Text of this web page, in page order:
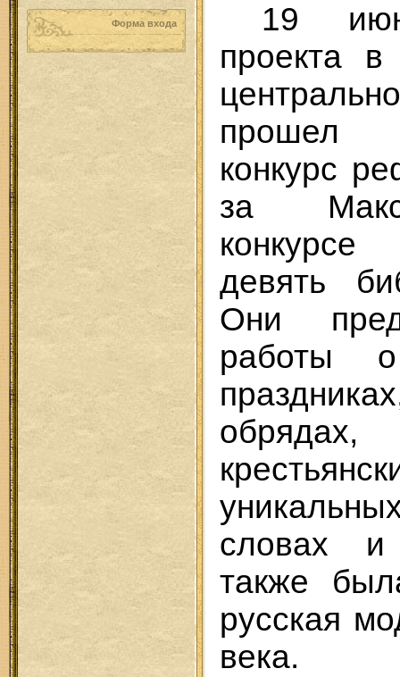
Форма входа
19
проекта в
прошел
конкурс
за
девять
Они
работы
словах
также
русская
века.